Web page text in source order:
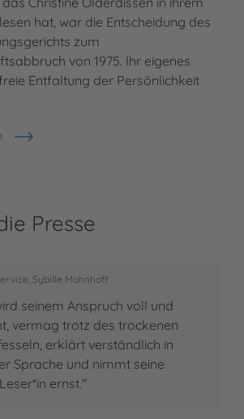
hat, war die Entscheidung des
zum
von 1975. Ihr eigenes
Entfaltung der Persönlichkeit
Presse
Sybille Mohnhoff
seinem Anspruch voll und
vermag trotz des trockenen
erklärt verständlich in
Sprache und nimmt seine
ernst."